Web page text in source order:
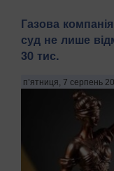
Газова
суд не лише
30 тис.
п’ятниця, 7 серпень